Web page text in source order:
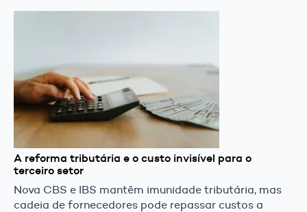
A reforma tributária e o custo invisível para o
terceiro setor
Nova CBS e IBS mantêm imunidade tributária, mas
cadeia de fornecedores pode repassar custos a